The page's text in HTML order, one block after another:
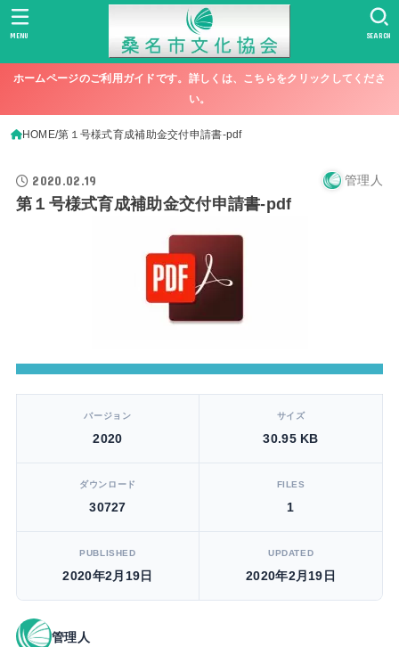
SEARCH
MENU
ホームページのご利用ガイドです。詳しくは、こちらをクリックしてくださ
い。
HOME 第１号様式育成補助金交付申請書-pdf
2020.02.19 管理人
第１号様式育成補助金交付申請書-pdf
[video_player_1200x800]
バージョン
2020
サイズ
30.95 KB
ダウンロード
30727
FILES
1
PUBLISHED
2020年2月19日
UPDATED
2020年2月19日
管理人